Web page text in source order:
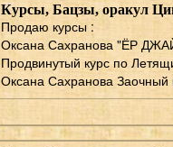
Курсы, Бацзы, оракул
Продаю курсы :
Оксана Сахранова "ЁР
Продвинутый курс по
Оксана Сахранова Заочный